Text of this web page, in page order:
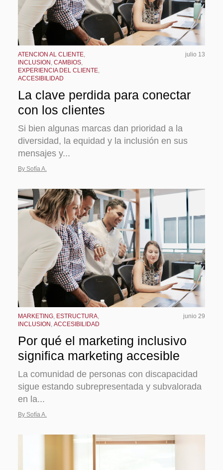
ATENCION AL CLIENTE,
INCLUSION , CAMBIOS,
EXPERIENCIA DEL CLIENTE,
ACCESIBILIDAD
julio 13
La clave perdida para conectar
con los clientes
Si bien algunas marcas dan prioridad a la
diversidad, la equidad y la inclusión en sus
mensajes y...
By Sofía A.
MARKETING, ESTRUCTURA,
INCLUSION , ACCESIBILIDAD
junio 29
Por qué el marketing inclusivo
significa marketing accesible
La comunidad de personas con discapacidad
sigue estando subrepresentada y subvalorada
en la...
By Sofía A.